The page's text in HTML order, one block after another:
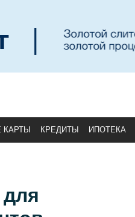
КАРТЫ КРЕДИТЫ ИПОТЕКА